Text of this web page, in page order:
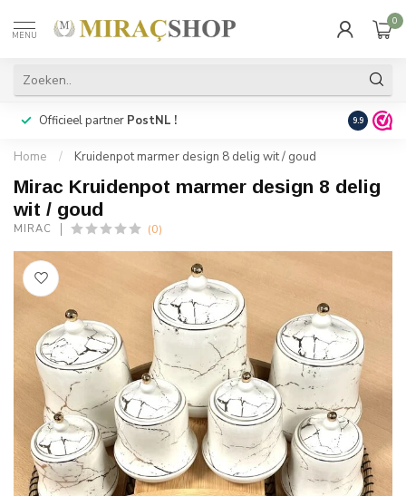
MENU
0
Officieel partner PostNL ! Snelle
9.9
Home / Kruidenpot marmer design 8 delig wit / goud
Mirac Kruidenpot marmer design 8 delig
wit / goud
MIRAC (0)